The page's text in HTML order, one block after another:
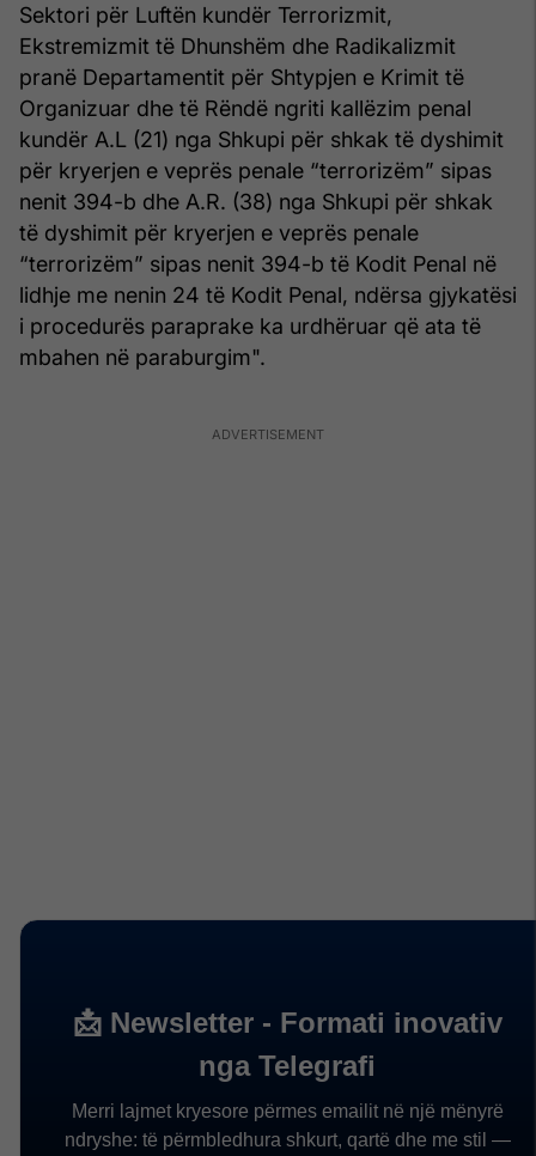
Sektori për Luftën kundër Terrorizmit,
Ekstremizmit të Dhunshëm dhe Radikalizmit
pranë Departamentit për Shtypjen e Krimit të
Organizuar dhe të Rëndë ngriti kallëzim penal
kundër A.L (21) nga Shkupi për shkak të dyshimit
për kryerjen e veprës penale “terrorizëm” sipas
nenit 394-b dhe A.R. (38) nga Shkupi për shkak
të dyshimit për kryerjen e veprës penale
“terrorizëm” sipas nenit 394-b të Kodit Penal në
lidhje me nenin 24 të Kodit Penal, ndërsa gjykatësi
i procedurës paraprake ka urdhëruar që ata të
mbahen në paraburgim".